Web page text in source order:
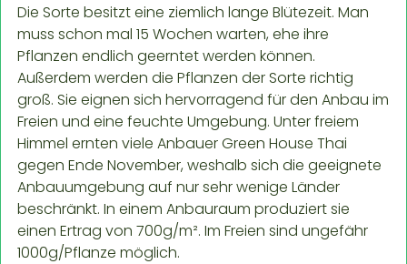
Die Sorte besitzt eine ziemlich lange Blütezeit. Man
muss schon mal 15 Wochen warten, ehe ihre
Pflanzen endlich geerntet werden können.
Außerdem werden die Pflanzen der Sorte richtig
groß. Sie eignen sich hervorragend für den Anbau im
Freien und eine feuchte Umgebung. Unter freiem
Himmel ernten viele Anbauer Green House Thai
gegen Ende November, weshalb sich die geeignete
Anbauumgebung auf nur sehr wenige Länder
beschränkt. In einem Anbauraum produziert sie
einen Ertrag von 700g/m². Im Freien sind ungefähr
1000g/Pflanze möglich.